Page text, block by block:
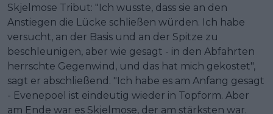
Skjelmose Tribut: "Ich wusste, dass sie an den
Anstiegen die Lücke schließen würden. Ich habe
versucht, an der Basis und an der Spitze zu
beschleunigen, aber wie gesagt - in den Abfahrten
herrschte Gegenwind, und das hat mich gekostet",
sagt er abschließend. "Ich habe es am Anfang gesagt
- Evenepoel ist eindeutig wieder in Topform. Aber
am Ende war es Skjelmose, der am stärksten war.